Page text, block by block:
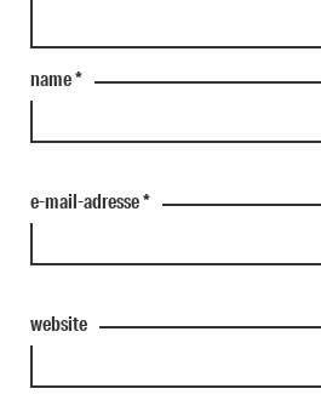
name*
e-mail-adresse*
website